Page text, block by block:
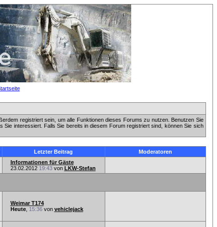
registriert sein, um alle Funktionen dieses Forums zu nutzen. Benutzen Sie
interessiert. Falls Sie bereits in diesem Forum registriert sind, können Sie sich
Letzter Beitrag Moderatoren
Informationen für Gäste
23.02.2012 19:43von LKW-Stefan
Weimar T174
Heute, 15:36von vehiclejack